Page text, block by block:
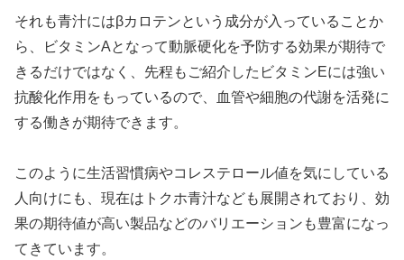
それも青汁にはβカロテンという成分が入っていることか
ら、ビタミンAとなって動脈硬化を予防する効果が期待で
きるだけではなく、先程もご紹介したビタミンEには強い
抗酸化作用をもっているので、血管や細胞の代謝を活発に
する働きが期待できます。
このように生活習慣病やコレステロール値を気にしている
人向けにも、現在はトクホ青汁なども展開されており、効
果の期待値が高い製品などのバリエーションも豊富になっ
てきています。